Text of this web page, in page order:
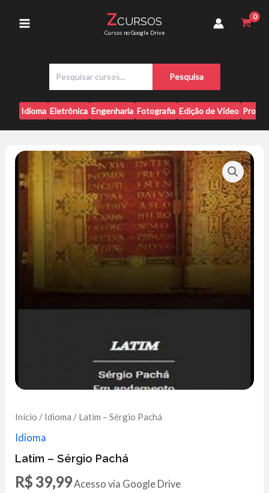
Menu
ZCURSOS
Cursos no Google Drive
s
q
u
i
a
r
Pesquisa
Idioma Eletrônica Engenharia Fotografia Edição de Vídeo
Início / Idioma / Latim – Sérgio Pachá
Idioma
Latim – Sérgio Pachá
R$ 39,99Acesso via Google Drive
quantidade